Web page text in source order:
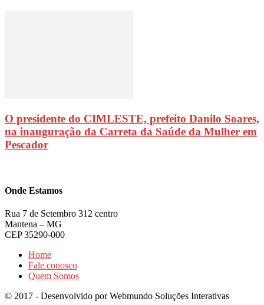
O presidente do CIMLESTE, prefeito Danilo Soares,
na inauguração da Carreta da Saúde da Mulher em
Pescador
Onde Estamos
Rua 7 de Setembro 312 centro
Mantena – MG
CEP 35290-000
Home
Fale conosco
Quem Somos
© 2017 - Desenvolvido por Webmundo Soluções Interativas